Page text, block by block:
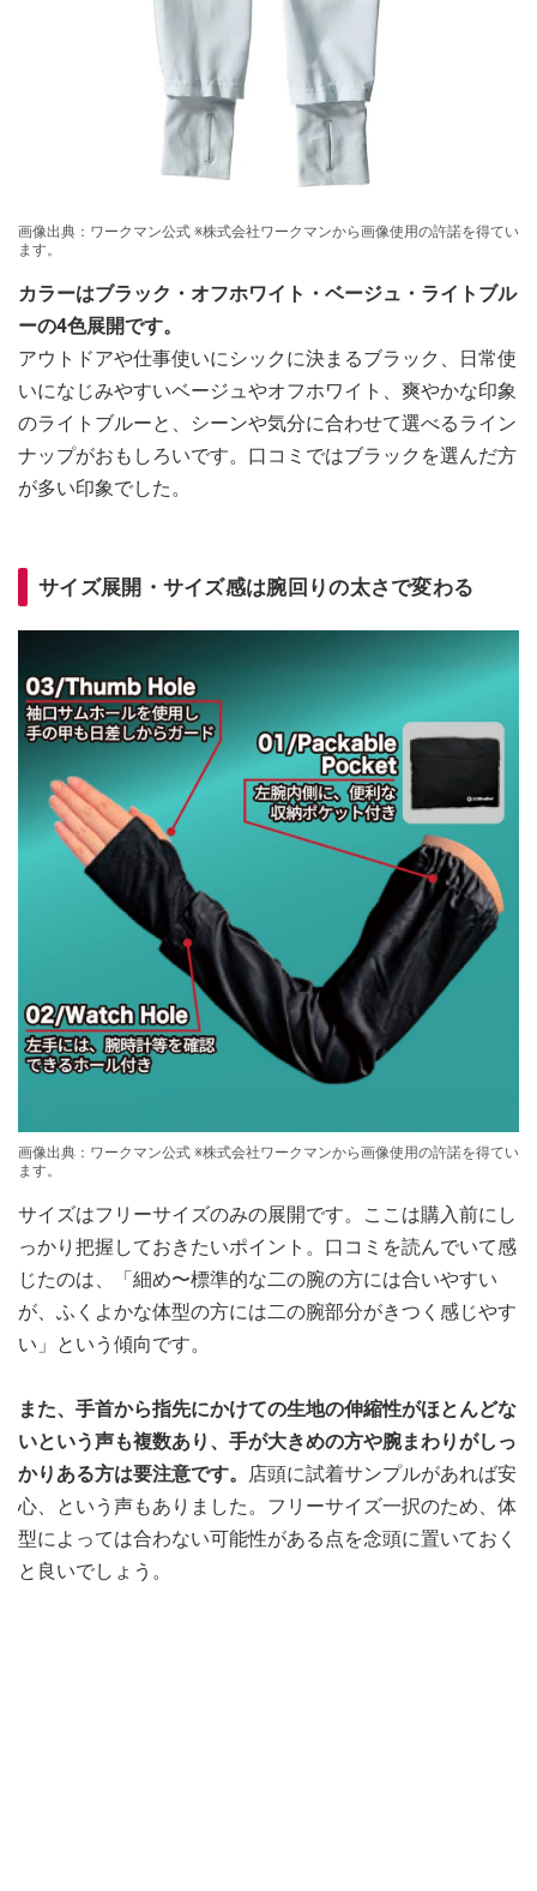
画像出典：ワークマン公式 ※株式会社ワークマンから画像使用の許諾を得てい
ます。
カラーはブラック・オフホワイト・ベージュ・ライトブル
ーの4色展開です。
アウトドアや仕事使いにシックに決まるブラック、日常使
いになじみやすいベージュやオフホワイト、爽やかな印象
のライトブルーと、シーンや気分に合わせて選べるライン
ナップがおもしろいです。口コミではブラックを選んだ方
が多い印象でした。
サイズ展開・サイズ感は腕回りの太さで変わる
画像出典：ワークマン公式 ※株式会社ワークマンから画像使用の許諾を得てい
ます。
サイズはフリーサイズのみの展開です。ここは購入前にし
っかり把握しておきたいポイント。口コミを読んでいて感
じたのは、「細め〜標準的な二の腕の方には合いやすい
が、ふくよかな体型の方には二の腕部分がきつく感じやす
い」という傾向です。
また、手首から指先にかけての生地の伸縮性がほとんどな
いという声も複数あり、手が大きめの方や腕まわりがしっ
かりある方は要注意です。
店頭に試着サンプルがあれば安
心、という声もありました。フリーサイズ一択のため、体
型によっては合わない可能性がある点を念頭に置いておく
と良いでしょう。